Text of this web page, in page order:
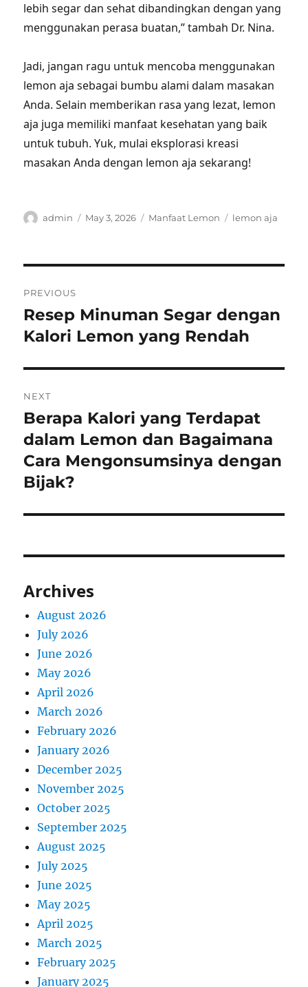
lebih segar dan sehat dibandingkan dengan yang
menggunakan perasa buatan,” tambah Dr. Nina.
Jadi, jangan ragu untuk mencoba menggunakan
lemon aja sebagai bumbu alami dalam masakan
Anda. Selain memberikan rasa yang lezat, lemon
aja juga memiliki manfaat kesehatan yang baik
untuk tubuh. Yuk, mulai eksplorasi kreasi
masakan Anda dengan lemon aja sekarang!
Author
admin
Posted
May 3, 2026 Categories
Manfaat Lemon Tags
lemon aja
navigation
PREVIOUS
Previous
post:
Resep Minuman Segar dengan
Kalori Lemon yang Rendah
NEXT
Next
post:
Berapa Kalori yang Terdapat
dalam Lemon dan Bagaimana
Cara Mengonsumsinya dengan
Bijak?
Archives
August 2026
July 2026
June 2026
May 2026
April 2026
March 2026
February 2026
January 2026
December 2025
November 2025
October 2025
September 2025
August 2025
July 2025
June 2025
May 2025
April 2025
March 2025
February 2025
January 2025